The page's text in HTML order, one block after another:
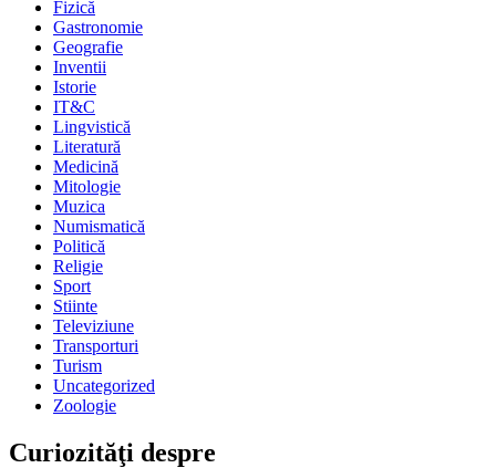
Fizică
Gastronomie
Geografie
Inventii
Istorie
IT&C
Lingvistică
Literatură
Medicină
Mitologie
Muzica
Numismatică
Politică
Religie
Sport
Stiinte
Televiziune
Transporturi
Turism
Uncategorized
Zoologie
Curiozităţi despre